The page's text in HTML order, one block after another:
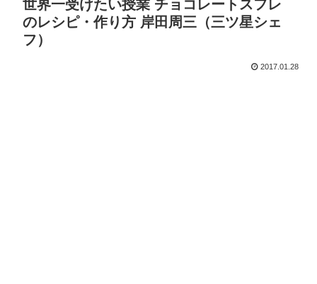
世界一受けたい授業 チョコレートスフレ
のレシピ・作り方 岸田周三（三ツ星シェ
フ）
2017.01.28